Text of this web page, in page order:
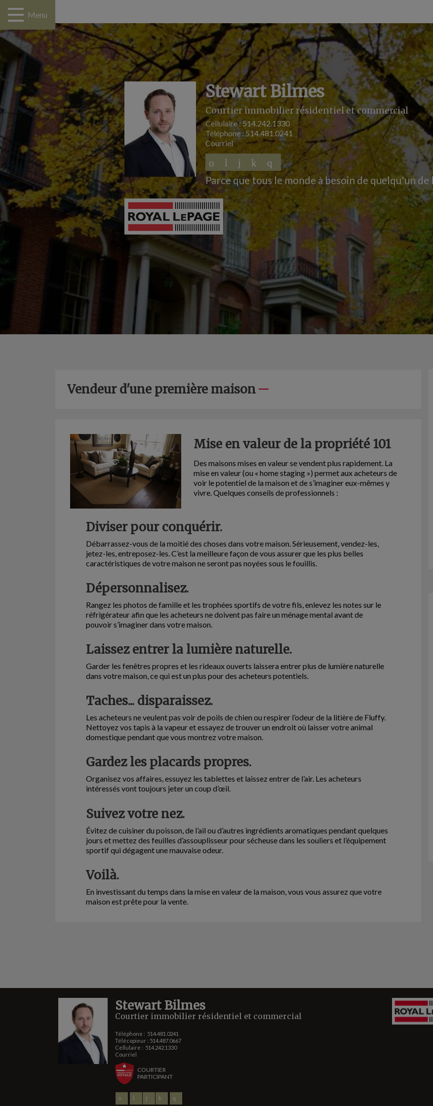
Stewart Bilmes
Courtier immobilier résidentiel et commercial
Cellulaire :514.242.1330
Téléphone :514.481.0241
Courriel
Parce que tous le monde à besoin de quelqu'un
Menu
Vendeur d'une première maison
Mise en valeur de la propriété 101
Des maisons mises en valeur se vendent plus rapidement. La
mise en valeur (ou « home staging ») permet aux acheteurs de
voir le potentiel de la maison et de s’imaginer eux-mêmes y
vivre. Quelques conseils de professionnels :
Diviser pour conquérir.
Débarrassez-vous de la moitié des choses dans votre maison. Sérieusement, vendez-les,
jetez-les, entreposez-les. C’est la meilleure façon de vous assurer que les plus belles
caractéristiques de votre maison ne seront pas noyées sous le fouillis.
Dépersonnalisez.
Rangez les photos de famille et les trophées sportifs de votre fils, enlevez les notes sur le
réfrigérateur afin que les acheteurs ne doivent pas faire un ménage mental avant de
pouvoir s’imaginer dans votre maison.
Laissez entrer la lumière naturelle.
Garder les fenêtres propres et les rideaux ouverts laissera entrer plus de lumière naturelle
dans votre maison, ce qui est un plus pour des acheteurs potentiels.
Taches... disparaissez.
Les acheteurs ne veulent pas voir de poils de chien ou respirer l’odeur de la litière de Fluffy.
Nettoyez vos tapis à la vapeur et essayez de trouver un endroit où laisser votre animal
domestique pendant que vous montrez votre maison.
Gardez les placards propres.
Organisez vos affaires, essuyez les tablettes et laissez entrer de l’air. Les acheteurs
intéressés vont toujours jeter un coup d’œil.
Suivez votre nez.
Évitez de cuisiner du poisson, de l’ail ou d’autres ingrédients aromatiques pendant quelques
jours et mettez des feuilles d’assouplisseur pour sécheuse dans les souliers et l’équipement
sportif qui dégagent une mauvaise odeur.
Voilà.
En investissant du temps dans la mise en valeur de la maison, vous vous assurez que votre
maison est prête pour la vente.
Stewart Bilmes
Courtier immobilier résidentiel et commercial
Téléphone : 514.481.0241
Télécopieur : 514.487.0667
Cellulaire : 514.242.1330
Courriel
COURTIER
PARTICIPANT